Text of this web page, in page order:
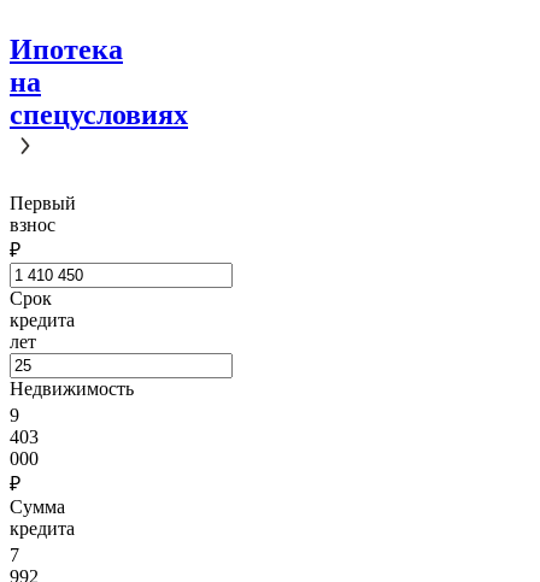
Ипотека
на
спецусловиях
Первый
взнос
₽
Срок
кредита
лет
Недвижимость
9
403
000
₽
Сумма
кредита
7
992